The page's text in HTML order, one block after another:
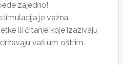
zajedno!
je važna.
ili čitanje koje izazivaju
vaš um oštrim.